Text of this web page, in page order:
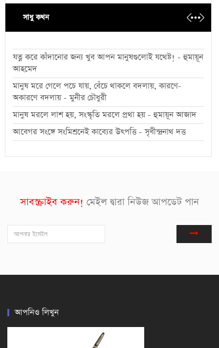
সাধু কথন
যত্ন করে কাঁদানোর জন্য খুব আপন মানুষগুলোই যথেষ্ট! - হুমায়ূন
আহমেদ
মানুষ মরে গেলে পচে যায়, বেঁচে থাকলে বদলায়, কারণে-
অকারণে বদলায় - মুনীর চৌধুরী
মানুষ মরলে লাশ হয়, সংস্কৃতি মরলে প্রথা হয় - হুমায়ূন আজাদ
আবেগর সংঙ্গে সংমিশ্রনেই কাব্যের উৎপত্তি - সৃধীন্দ্রনাথ দত্ত
সাবস্ক্রাইব করুন! মেইল দ্বারা নিউজ আপডেট পান
আপনিও লিখুন